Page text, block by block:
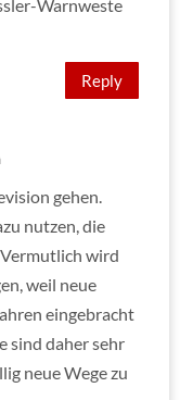
Warnweste
Reply
gehen.
nutzen, die
wird
weil neue
eingebracht
sind daher sehr
neue Wege zu